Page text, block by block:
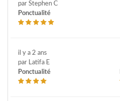
par Stephen C
Ponctualité
il y a 2 ans
par Latifa E
Ponctualité